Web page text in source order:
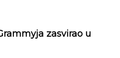
zasvirao u